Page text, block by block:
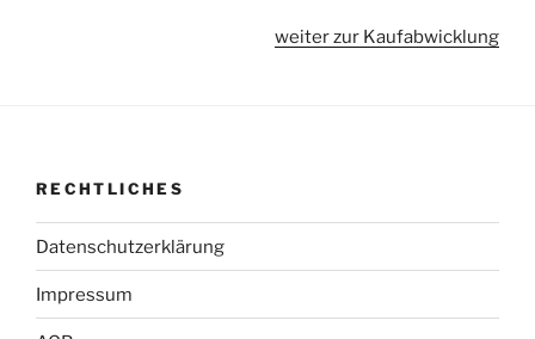
weiter zur Kaufabwicklung
RECHTLICHES
Datenschutzerklärung
Impressum